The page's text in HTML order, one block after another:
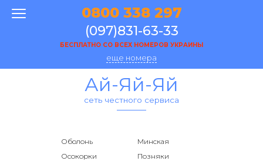
0800 338 297
(097)831-63-33
БЕСПЛАТНО СО ВСЕХ НОМЕРОВ УКРАИНЫ
еще номера
Ай-Яй-Яй
сеть честного сервиса
Оболонь
Минская
Осокорки
Позняки